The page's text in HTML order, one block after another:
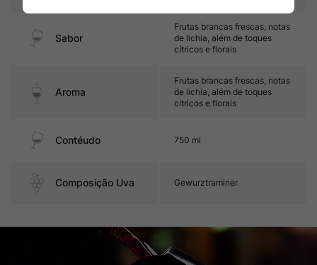
Sabor
Frutas brancas frescas, notas
de lichia, além de toques
cítricos e florais
Aroma
Frutas brancas frescas, notas
de lichia, além de toques
cítricos e florais
Contéudo 750 ml
Composição Uva Gewurztraminer